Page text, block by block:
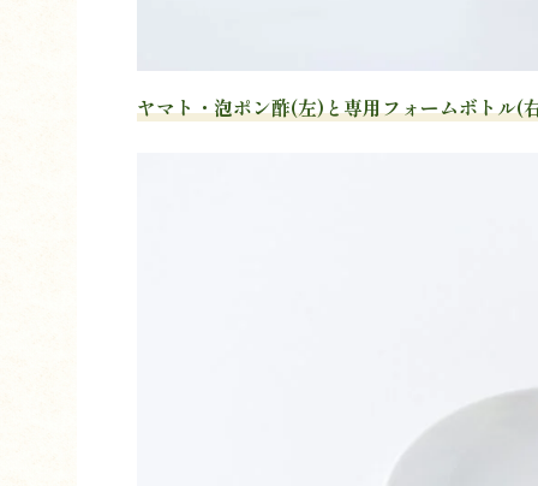
ヤマト・泡ポン酢(左)と専用フォームボトル(